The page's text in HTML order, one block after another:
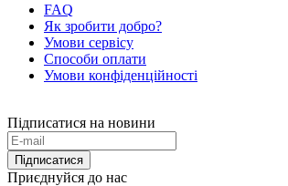
FAQ
Як зробити добро?
Умови сервісу
Способи оплати
Умови конфіденційності
Підписатися на новини
Підписатися
Приєднуйся до нас